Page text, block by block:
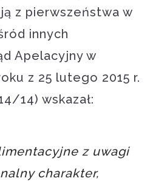
z pierwszeństwa w
innych
Apelacyjny w
z 25 lutego 2015 r.
14) wskazał:
z uwagi
charakter,